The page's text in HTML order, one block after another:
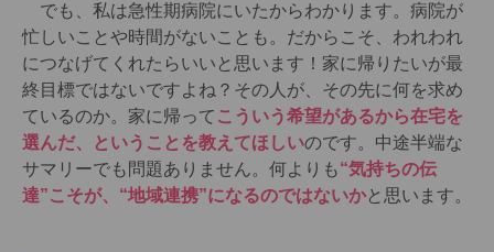
でも、私は急性期病院にいたからわかります。病院が
忙しいことや時間がないことも。だからこそ、われわれ
につなげてくれたらいいと思います！家に帰りたいが最
終目標ではないですよね？その人が、その先に何を求め
ているのか。家に帰って こういう希望があるから在宅を
選んだ、ということを教えてほしいのです。中途半端な
サマリーでも問題ありません。何よりも“気持ちの伝
達”こそが、“地域連携”になるのではないかと思います。